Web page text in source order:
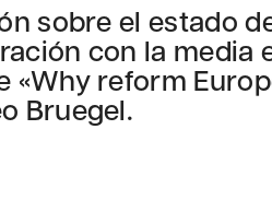
sobre el estado
con la media
«Why reform
Bruegel.